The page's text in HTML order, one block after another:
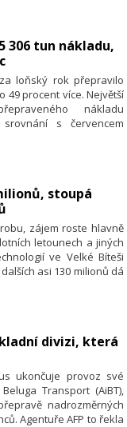
nad hustě osídlenými
306 tun nákladu,
loňský rok přepravilo
49 procent více. Největší
nákladu
s červencem
přepravě nákladu, řekl
stoupá
zájem roste hlavně
letounech a jiných
ve Velké Bíteši
asi 130 milionů dá
plnohodnotné zahájení
tamní zákazníky a
divizi, která
ukončuje provoz své
Transport (AiBT),
nadrozměrných
Agentuře AFP to řekla